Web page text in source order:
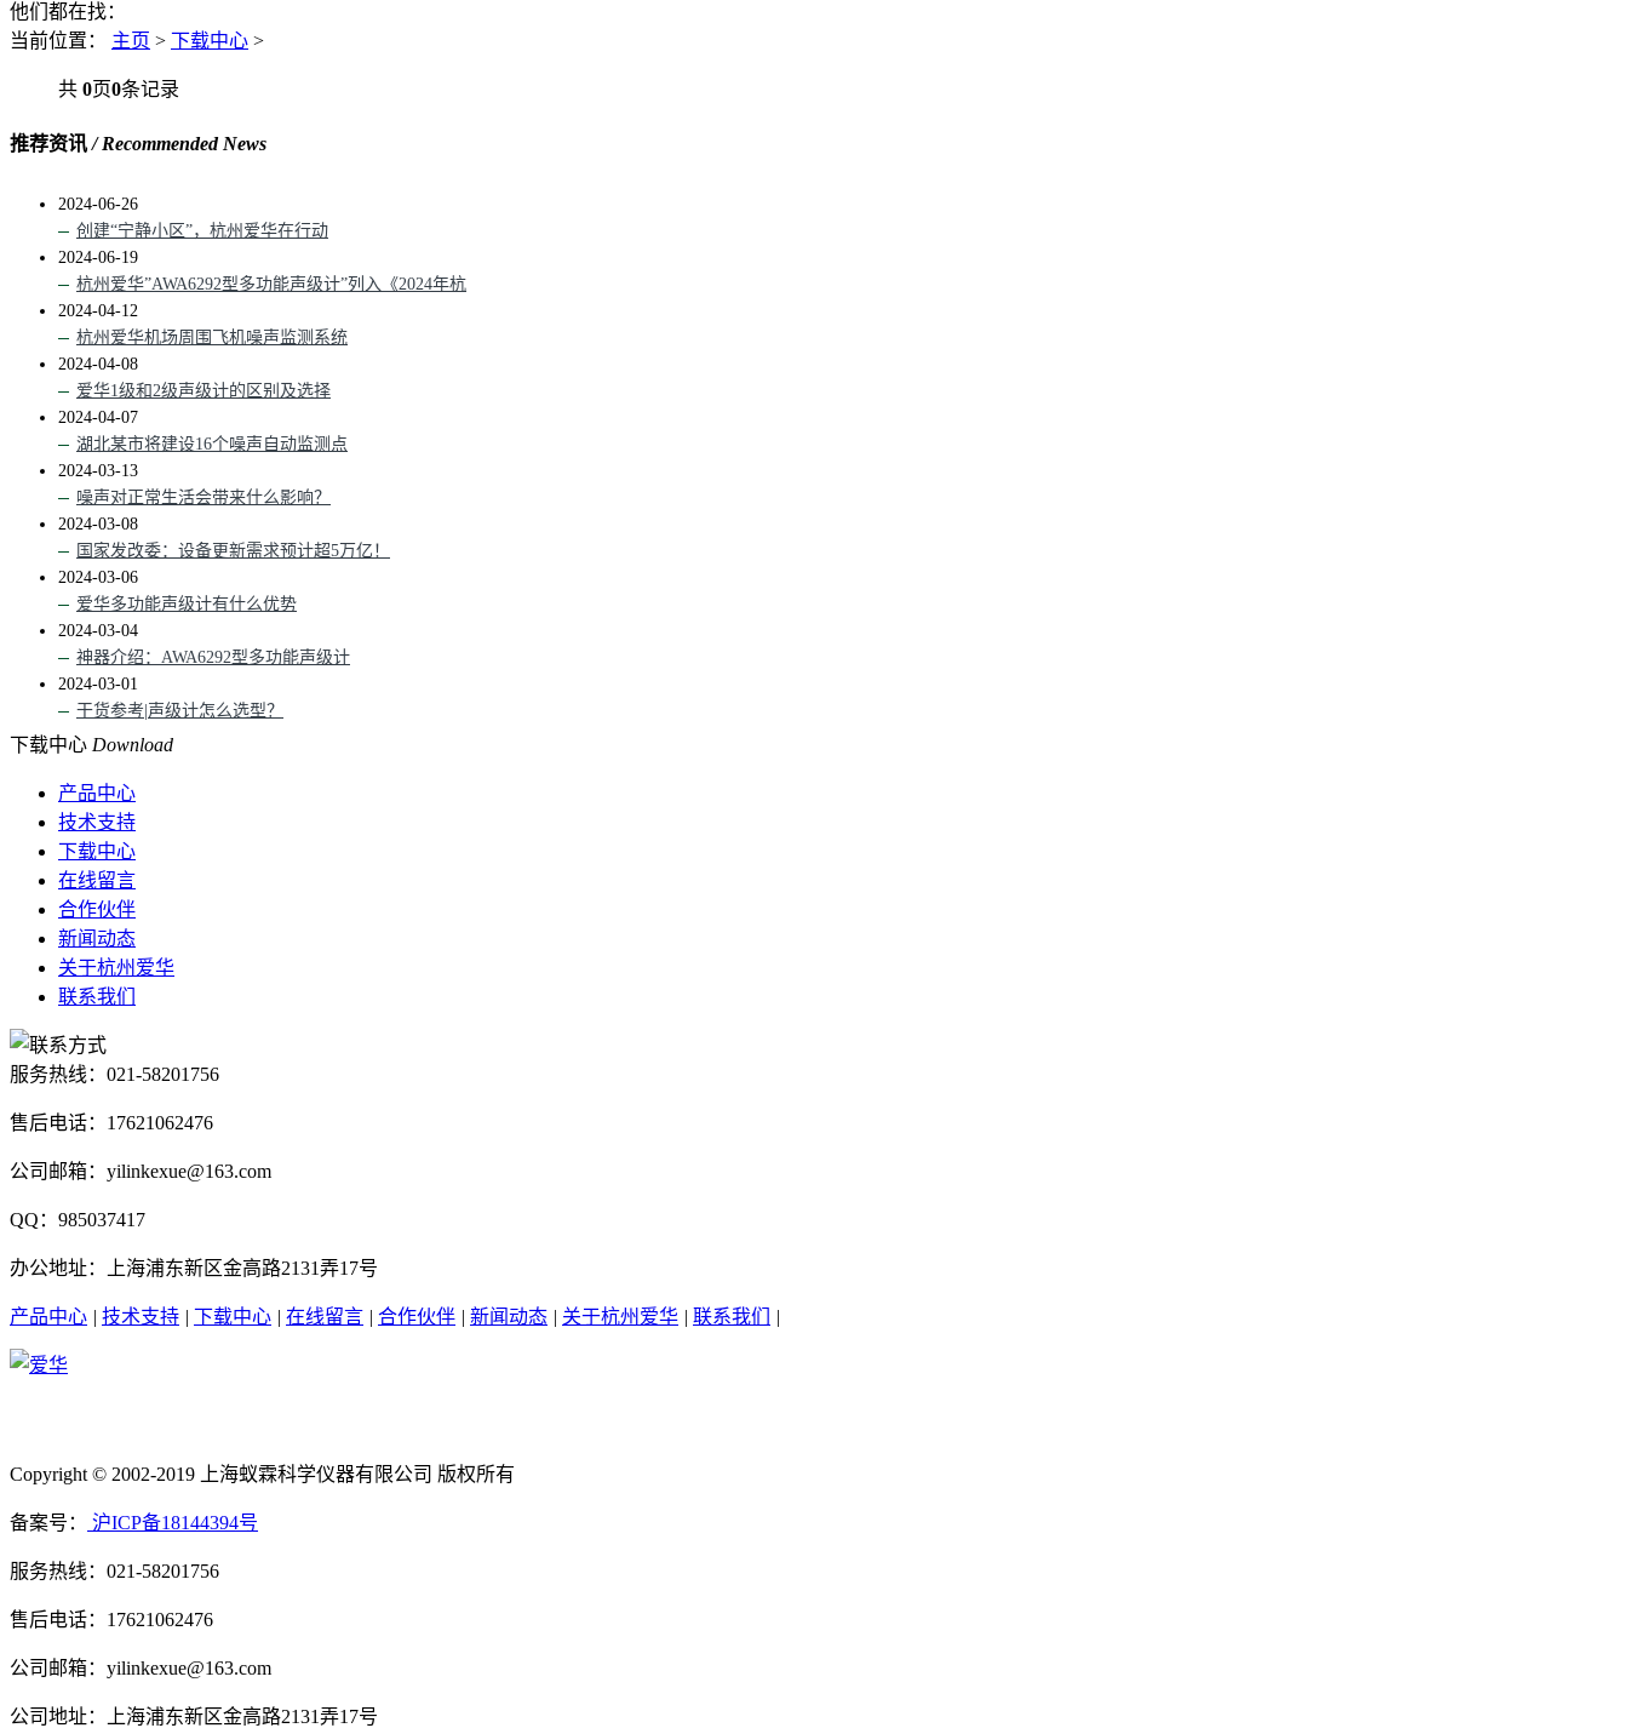
他们都在找：
当前位置：
主页 > 下载中心 >
共 0页0条记录
推荐资讯/ Recommended News
2024-06-26
创建“宁静小区”，杭州爱华在行动
2024-06-19
杭州爱华”AWA6292型多功能声级计”列入《2024年杭
2024-04-12
杭州爱华机场周围飞机噪声监测系统
2024-04-08
爱华1级和2级声级计的区别及选择
2024-04-07
湖北某市将建设16个噪声自动监测点
2024-03-13
噪声对正常生活会带来什么影响？
2024-03-08
国家发改委：设备更新需求预计超5万亿！
2024-03-06
爱华多功能声级计有什么优势
2024-03-04
神器介绍：AWA6292型多功能声级计
2024-03-01
干货参考|声级计怎么选型？
下载中心 Download
产品中心
技术支持
下载中心
在线留言
合作伙伴
新闻动态
关于杭州爱华
联系我们
服务热线： 021-58201756
售后电话：17621062476
公司邮箱：yilinkexue@163.com
QQ：985037417
办公地址：上海浦东新区金高路2131弄17号
产品中心 | 技术支持 | 下载中心 | 在线留言 | 合作伙伴 | 新闻动态 | 关于杭州爱华 | 联系我们 |
Copyright © 2002-2019 上海蚁霖科学仪器有限公司 版权所有
备案号： 沪ICP备18144394号
服务热线：021-58201756
售后电话：17621062476
公司邮箱：yilinkexue@163.com
公司地址：上海浦东新区金高路2131弄17号